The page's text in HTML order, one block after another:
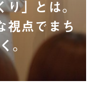
」とは。
視点でまち
。